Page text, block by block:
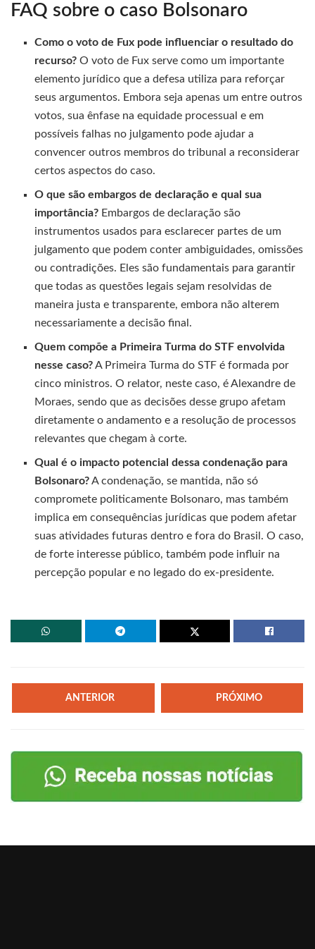
FAQ sobre o caso Bolsonaro
Como o voto de Fux pode influenciar o resultado do
recurso? O voto de Fux serve como um importante
elemento jurídico que a defesa utiliza para reforçar
seus argumentos. Embora seja apenas um entre outros
votos, sua ênfase na equidade processual e em
possíveis falhas no julgamento pode ajudar a
convencer outros membros do tribunal a reconsiderar
certos aspectos do caso.
O que são embargos de declaração e qual sua
importância? Embargos de declaração são
instrumentos usados para esclarecer partes de um
julgamento que podem conter ambiguidades, omissões
ou contradições. Eles são fundamentais para garantir
que todas as questões legais sejam resolvidas de
maneira justa e transparente, embora não alterem
necessariamente a decisão final.
Quem compõe a Primeira Turma do STF envolvida
nesse caso?A Primeira Turma do STF é formada por
cinco ministros. O relator, neste caso, é Alexandre de
Moraes, sendo que as decisões desse grupo afetam
diretamente o andamento e a resolução de processos
relevantes que chegam à corte.
Qual é o impacto potencial dessa condenação para
Bolsonaro?A condenação, se mantida, não só
compromete politicamente Bolsonaro, mas também
implica em consequências jurídicas que podem afetar
suas atividades futuras dentro e fora do Brasil. O caso,
de forte interesse público, também pode influir na
percepção popular e no legado do ex-presidente.
ANTERIOR PRÓXIMO